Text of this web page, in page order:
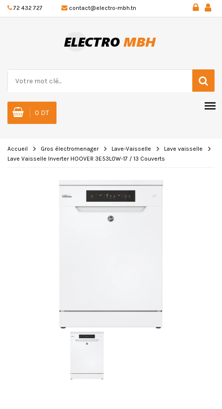
72 432 727 contact@electro-mbh.tn
0 DT
Accueil Gros électromenager Lave-Vaisselle
Lave vaisselle
Lave Vaisselle Inverter HOOVER 3E53L0W-17 / 13 Couverts